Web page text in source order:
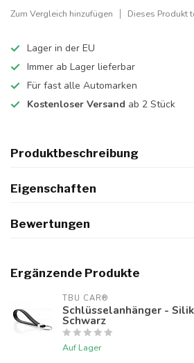
Zum Vergleich hinzufügen Dieses Produkt
Lager in der EU
Immer ab Lager lieferbar
Für fast alle Automarken
Kostenloser Versand ab 2 Stück
Produktbeschreibung
Eigenschaften
Bewertungen
Ergänzende Produkte
TBU CAR®
Schlüsselanhänger -
Schwarz
Auf Lager